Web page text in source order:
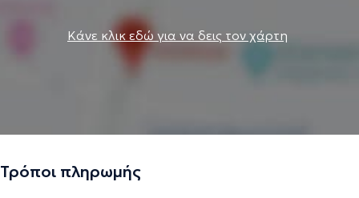
Κάνε κλικ εδώ για να δεις τον χάρτη
Τρόποι πληρωμής